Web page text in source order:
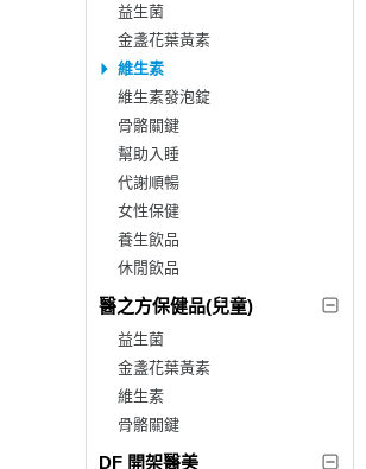
益生菌
金盞花葉黃素
維生素
維生素發泡錠
骨骼關鍵
幫助入睡
代謝順暢
女性保健
養生飲品
休閒飲品
醫之方保健品(兒童)
益生菌
金盞花葉黃素
維生素
骨骼關鍵
DF 開架醫美